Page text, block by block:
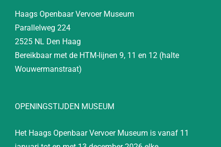
Haags Openbaar Vervoer Museum
Parallelweg 224
2525 NL Den Haag
Bereikbaar met de HTM-lijnen 9, 11 en 12 (halte
Wouwermanstraat)
OPENINGSTIJDEN MUSEUM
Het Haags Openbaar Vervoer Museum is vanaf 11